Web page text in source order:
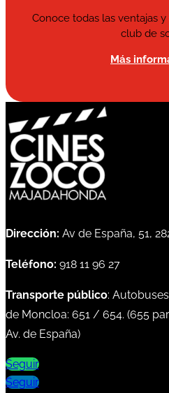
Conoce todas las ventajas
club de
Más
Dirección: Av de España, 51,
Teléfono: 918 11 96 27
Transporte público:
de Moncloa: 651 / 654. (655
Av. de España)
Seguir
Seguir